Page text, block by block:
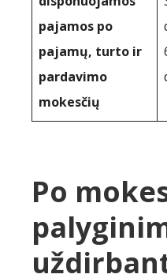
pajamos po
pajamų, turto ir
pardavimo
mokesčių
Po